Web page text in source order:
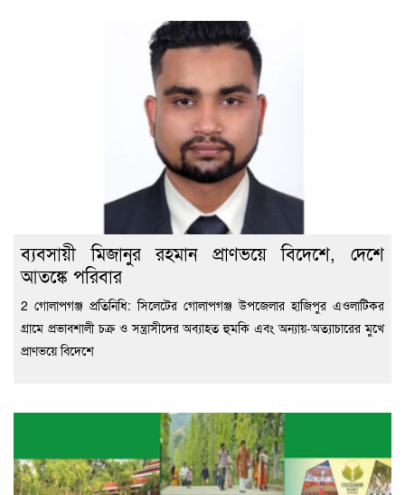
ব্যবসায়ী মিজানুর রহমান প্রাণভয়ে বিদেশে, দেশে
আতঙ্কে পরিবার
2 গোলাপগঞ্জ প্রতিনিধি: সিলেটের গোলাপগঞ্জ উপজেলার হাজিপুর এওলাটিকর
গ্রামে প্রভাবশালী চক্র ও সন্ত্রাসীদের অব্যাহত হুমকি এবং অন্যায়-অত্যাচারের মুখে
প্রাণভয়ে বিদেশে